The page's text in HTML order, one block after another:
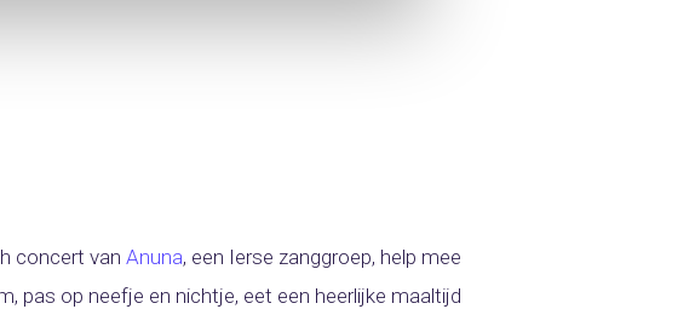
concert van Anuna, een Ierse zanggroep, help mee
pas op neefje en nichtje, eet een heerlijke maaltijd